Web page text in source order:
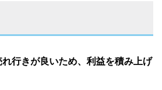
行きが良いため、利益を積み上げ